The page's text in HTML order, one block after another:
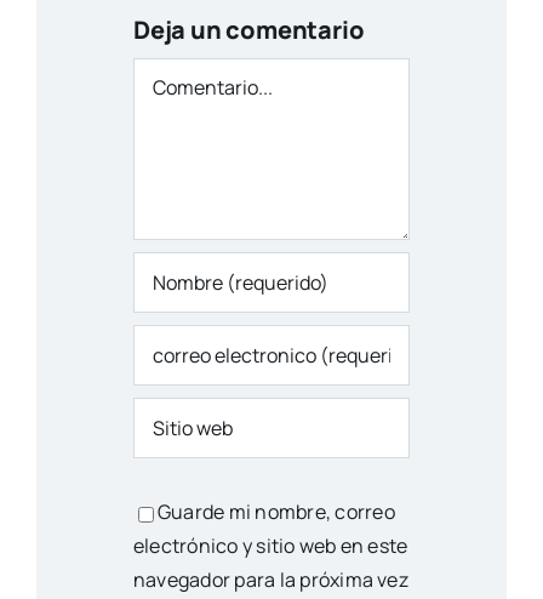
Deja un comentario
Comentario
Guarde mi nombre, correo
electrónico y sitio web en este
navegador para la próxima vez